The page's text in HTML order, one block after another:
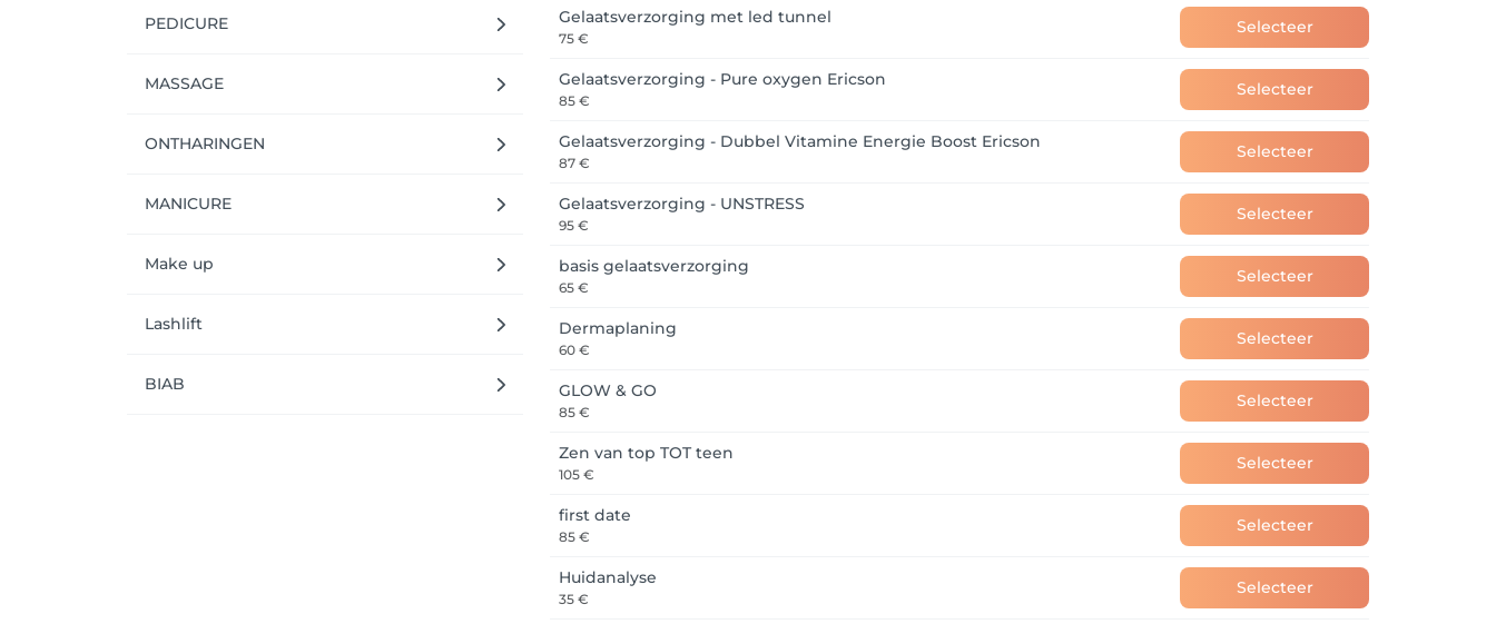
kan je vlot al je afspraken beheren.
PEDICURE
MASSAGE
ONTHARINGEN
MANICURE
Make up
Lashlift
BIAB
Gelaatsverzorging met led tunnel
75 €
Selecteer
Gelaatsverzorging - Pure oxygen Ericson
85 €
Selecteer
Gelaatsverzorging - Dubbel Vitamine Energie Boost Ericson
87 €
Selecteer
Gelaatsverzorging - UNSTRESS
95 €
Selecteer
basis gelaatsverzorging
65 €
Selecteer
Dermaplaning
60 €
Selecteer
GLOW & GO
85 €
Selecteer
Zen van top TOT teen
105 €
Selecteer
first date
85 €
Selecteer
Huidanalyse
35 €
Selecteer